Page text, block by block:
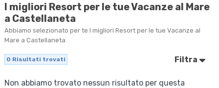
I migliori Resort per le tue Vacanze al Mare
a Castellaneta
Abbiamo selezionato per te I migliori Resort per le tue Vacanze al
Mare a Castellaneta
0 Risultati trovati Filtra
Non abbiamo trovato nessun risultato per questa